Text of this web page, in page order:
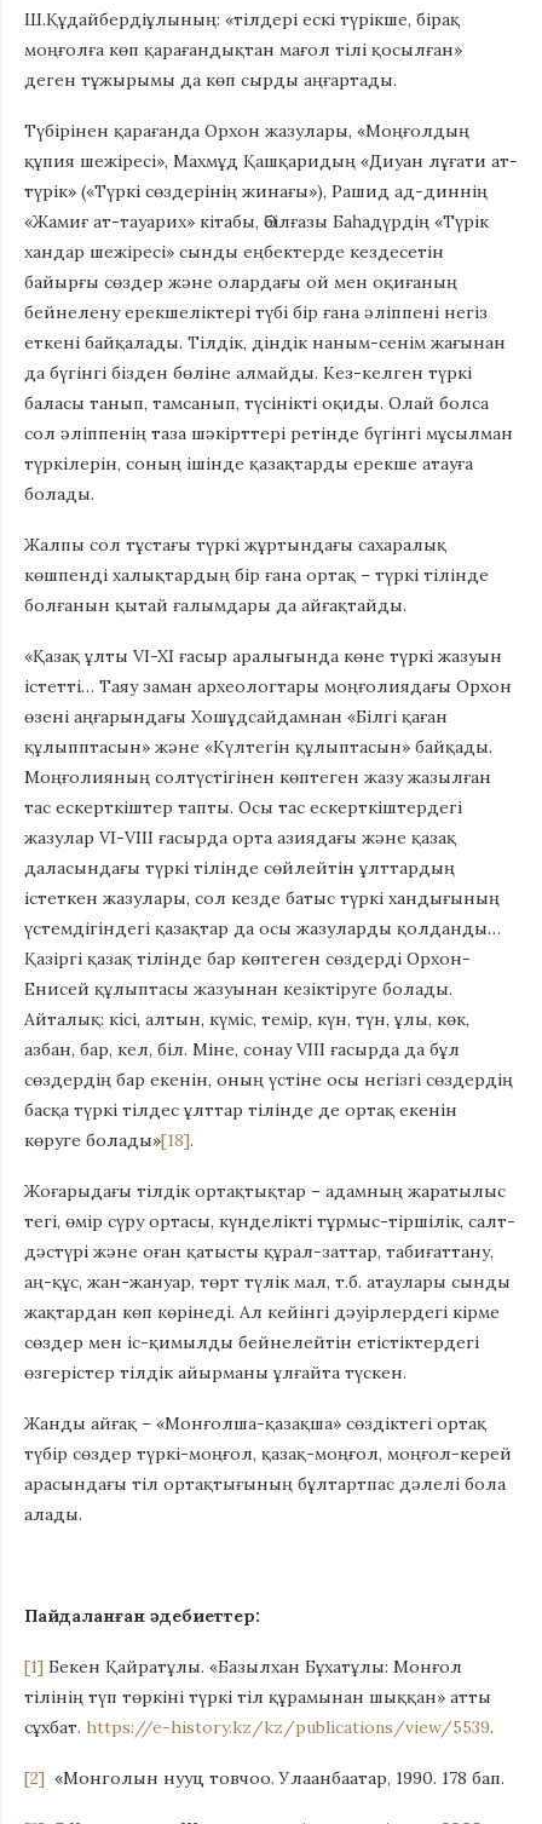
Ш.Құдайбердіұлының: «тілдері ескі түрікше, бірақ
моңғолға көп қарағандықтан мағол тілі қосылған»
деген тұжырымы да көп сырды аңғартады.
Түбірінен қарағанда Орхон жазулары, «Моңғолдың
құпия шежіресі», Махмұд Қашқаридың «Диуан лұғати ат-
түрік» («Түркі сөздерінің жинағы»), Рашид ад-диннің
«Жамиғ ат-тауарих» кітабы, Әбілғазы Баһадүрдің «Түрік
хандар шежіресі» сынды еңбектерде кездесетін
байырғы сөздер және олардағы ой мен оқиғаның
бейнелену ерекшеліктері түбі бір ғана әліппені негіз
еткені байқалады. Тілдік, діндік наным-сенім жағынан
да бүгінгі бізден бөліне алмайды. Кез-келген түркі
баласы танып, тамсанып, түсінікті оқиды. Олай болса
сол әліппенің таза шәкірттері ретінде бүгінгі мұсылман
түркілерін, соның ішінде қазақтарды ерекше атауға
болады.
Жалпы сол тұстағы түркі жұртындағы сахаралық
көшпенді халықтардың бір ғана ортақ – түркі тілінде
болғанын қытай ғалымдары да айғақтайды.
«Қазақ ұлты VI-XI ғасыр аралығында көне түркі жазуын
істетті… Таяу заман археологтары моңғолиядағы Орхон
өзені аңғарындағы Хошұдсайдамнан «Білгі қаған
құлыпптасын» және «Күлтегін құлыптасын» байқады.
Моңғолияның солтүстігінен көптеген жазу жазылған
тас ескерткіштер тапты. Осы тас ескерткіштердегі
жазулар VI-VIII ғасырда орта азиядағы және қазақ
даласындағы түркі тілінде сөйлейтін ұлттардың
істеткен жазулары, сол кезде батыс түркі хандығының
үстемдігіндегі қазақтар да осы жазуларды қолданды…
Қазіргі қазақ тілінде бар көптеген сөздерді Орхон-
Енисей құлыптасы жазуынан кезіктіруге болады.
Айталық: кісі, алтын, күміс, темір, күн, түн, ұлы, көк,
азбан, бар, кел, біл. Міне, сонау VIII ғасырда да бұл
сөздердің бар екенін, оның үстіне осы негізгі сөздердің
басқа түркі тілдес ұлттар тілінде де ортақ екенін
көруге болады»[18].
Жоғарыдағы тілдік ортақтықтар – адамның жаратылыс
тегі, өмір сүру ортасы, күнделікті тұрмыс-тіршілік, салт-
дәстүрі және оған қатысты құрал-заттар, табиғаттану,
аң-құс, жан-жануар, төрт түлік мал, т.б. атаулары сынды
жақтардан көп көрінеді. Ал кейінгі дәуірлердегі кірме
сөздер мен іс-қимылды бейнелейтін етістіктердегі
өзгерістер тілдік айырманы ұлғайта түскен.
Жанды айғақ – «Монғолша-қазақша» сөздіктегі ортақ
түбір сөздер түркі-моңғол, қазақ-моңғол, моңғол-керей
арасындағы тіл ортақтығының бұлтартпас дәлелі бола
алады.
Пайдаланған әдебиеттер:
[1] Бекен Қайратұлы. «Базылхан Бұхатұлы: Монғол
тілінің түп төркіні түркі тіл құрамынан шыққан» атты
сұхбат. https://e-history.kz/kz/publications/view/5539.
[2] «Монголын нууц товчоо. Улаанбаатар, 1990. 178 бап.